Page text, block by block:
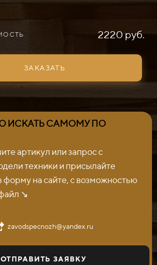
2220 руб.
ЗАКАЗАТЬ
ИСКАТЬ САМОМУ ПО
артикул или запрос с
техники и присылайте
форму на сайте, с возможностью
↘️
zavodspecnozh@yandex.ru
ОТПРАВИТЬ ЗАЯВКУ